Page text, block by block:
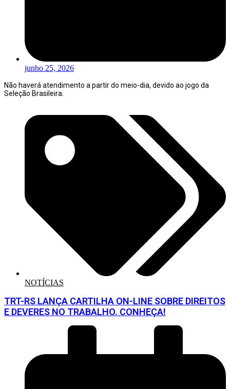
junho 25, 2026
Não haverá atendimento a partir do meio-dia, devido ao jogo da
Seleção Brasileira.
NOTÍCIAS
TRT-RS LANÇA CARTILHA ON-LINE SOBRE DIREITOS
E DEVERES NO TRABALHO. CONHEÇA!